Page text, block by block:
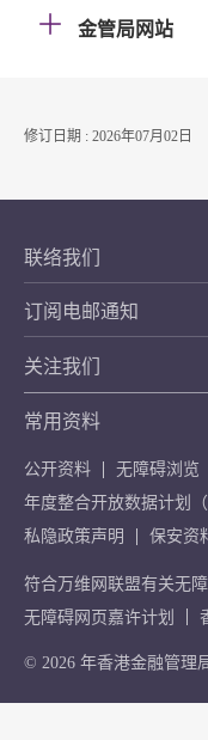
金管局网站
修订日期 : 2026年07月02日
联络我们
订阅电邮通知
关注我们
常用资料
公开资料
无障碍浏览
年度整合开放数据计划
私隐政策声明
保安资
符合万维网联盟有关无
无障碍网页嘉许计划
© 2026 年香港金融管理